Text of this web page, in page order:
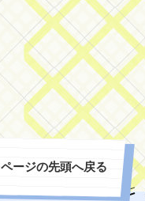
ページの先頭へ戻る